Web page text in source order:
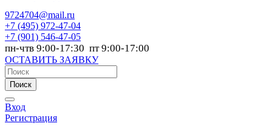
9724704@mail.ru
+7 (495) 972-47-04
+7 (901) 546-47-05
пн-чтв 9:00-17:30 пт 9:00-17:00
ОСТАВИТЬ ЗАЯВКУ
Поиск
Вход
Регистрация